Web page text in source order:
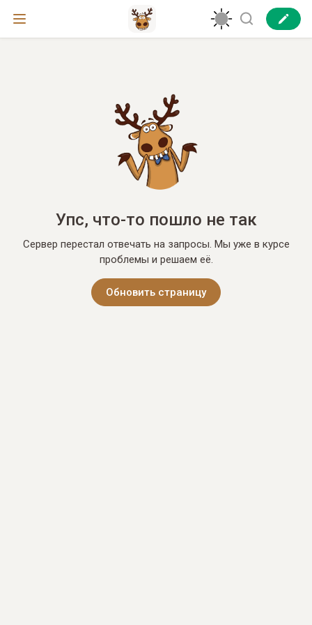
Упс, что-то пошло не так
Сервер перестал отвечать на запросы. Мы уже в курсе
проблемы и решаем её.
Обновить страницу